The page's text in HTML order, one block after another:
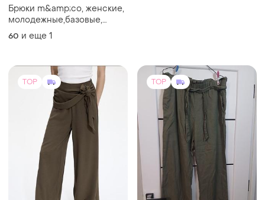
Брюки m&amp;co, женские,
молодежные,базовые,
большой размер плюс- 60-
62, резинке, вискоза, лен, 🍫
60 и еще 1
TOP TOP